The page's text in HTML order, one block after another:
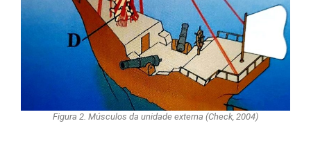
Figura 2. Músculos da unidade externa (Check, 2004)